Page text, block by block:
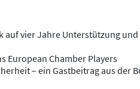
auf vier Jahre Unterstützung
European Chamber Players
– ein Gastbeitrag aus der